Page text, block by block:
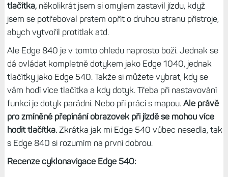
tlačítka,několikrát jsem si omylem zastavil jízdu, když
jsem se potřeboval prstem opřít o druhou stranu přístroje,
abych vytvořil protitlak atd.
Ale Edge 840 je v tomto ohledu naprosto boží. Jednak se
dá ovládat kompletně dotykem jako Edge 1040, jednak
tlačítky jako Edge 540. Takže si můžete vybrat, kdy se
vám hodí více tlačítka a kdy dotyk. Třeba při nastavování
funkcí je dotyk parádní. Nebo při práci s mapou. Ale právě
pro zmíněné přepínání obrazovek při jízdě se mohou více
hodit tlačítka.Zkrátka jak mi Edge 540 vůbec nesedla, tak
s Edge 840 si rozumím na první dobrou.
Recenze cyklonavigace Edge 540: